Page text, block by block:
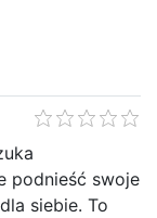
podnieść swoje
siebie. To